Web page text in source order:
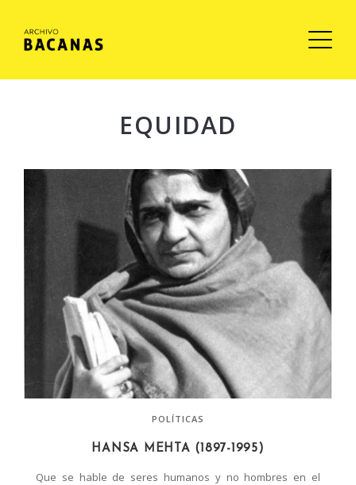
EQUIDAD
POLÍTICAS
HANSA MEHTA (1897-1995)
Que se hable de seres humanos y no hombres en el